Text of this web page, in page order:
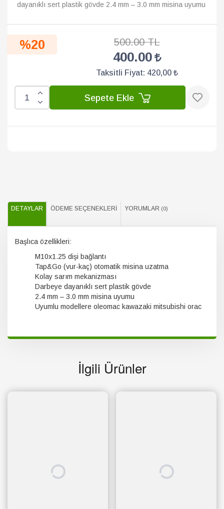
dayanıklı sert plastik gövde 2.4 mm – 3.0 mm misina uyumu
%20 500.00 TL
400.00
Taksitli Fiyat: 420,00 ₺
Sepete Ekle
DETAYLAR ÖDEME SEÇENEKLERI YORUMLAR (0)
Başlıca özellikleri:
M10x1.25 dişi bağlantı
Tap&Go (vur-kaç) otomatik misina uzatma
Kolay sarım mekanizması
Darbeye dayanıklı sert plastik gövde
2.4 mm – 3.0 mm misina uyumu
Uyumlu modellere oleomac kawazaki mitsubishi orac
İlgili Ürünler